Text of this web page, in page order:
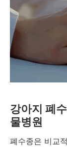
강아지 폐
물병원
폐수종은 비교